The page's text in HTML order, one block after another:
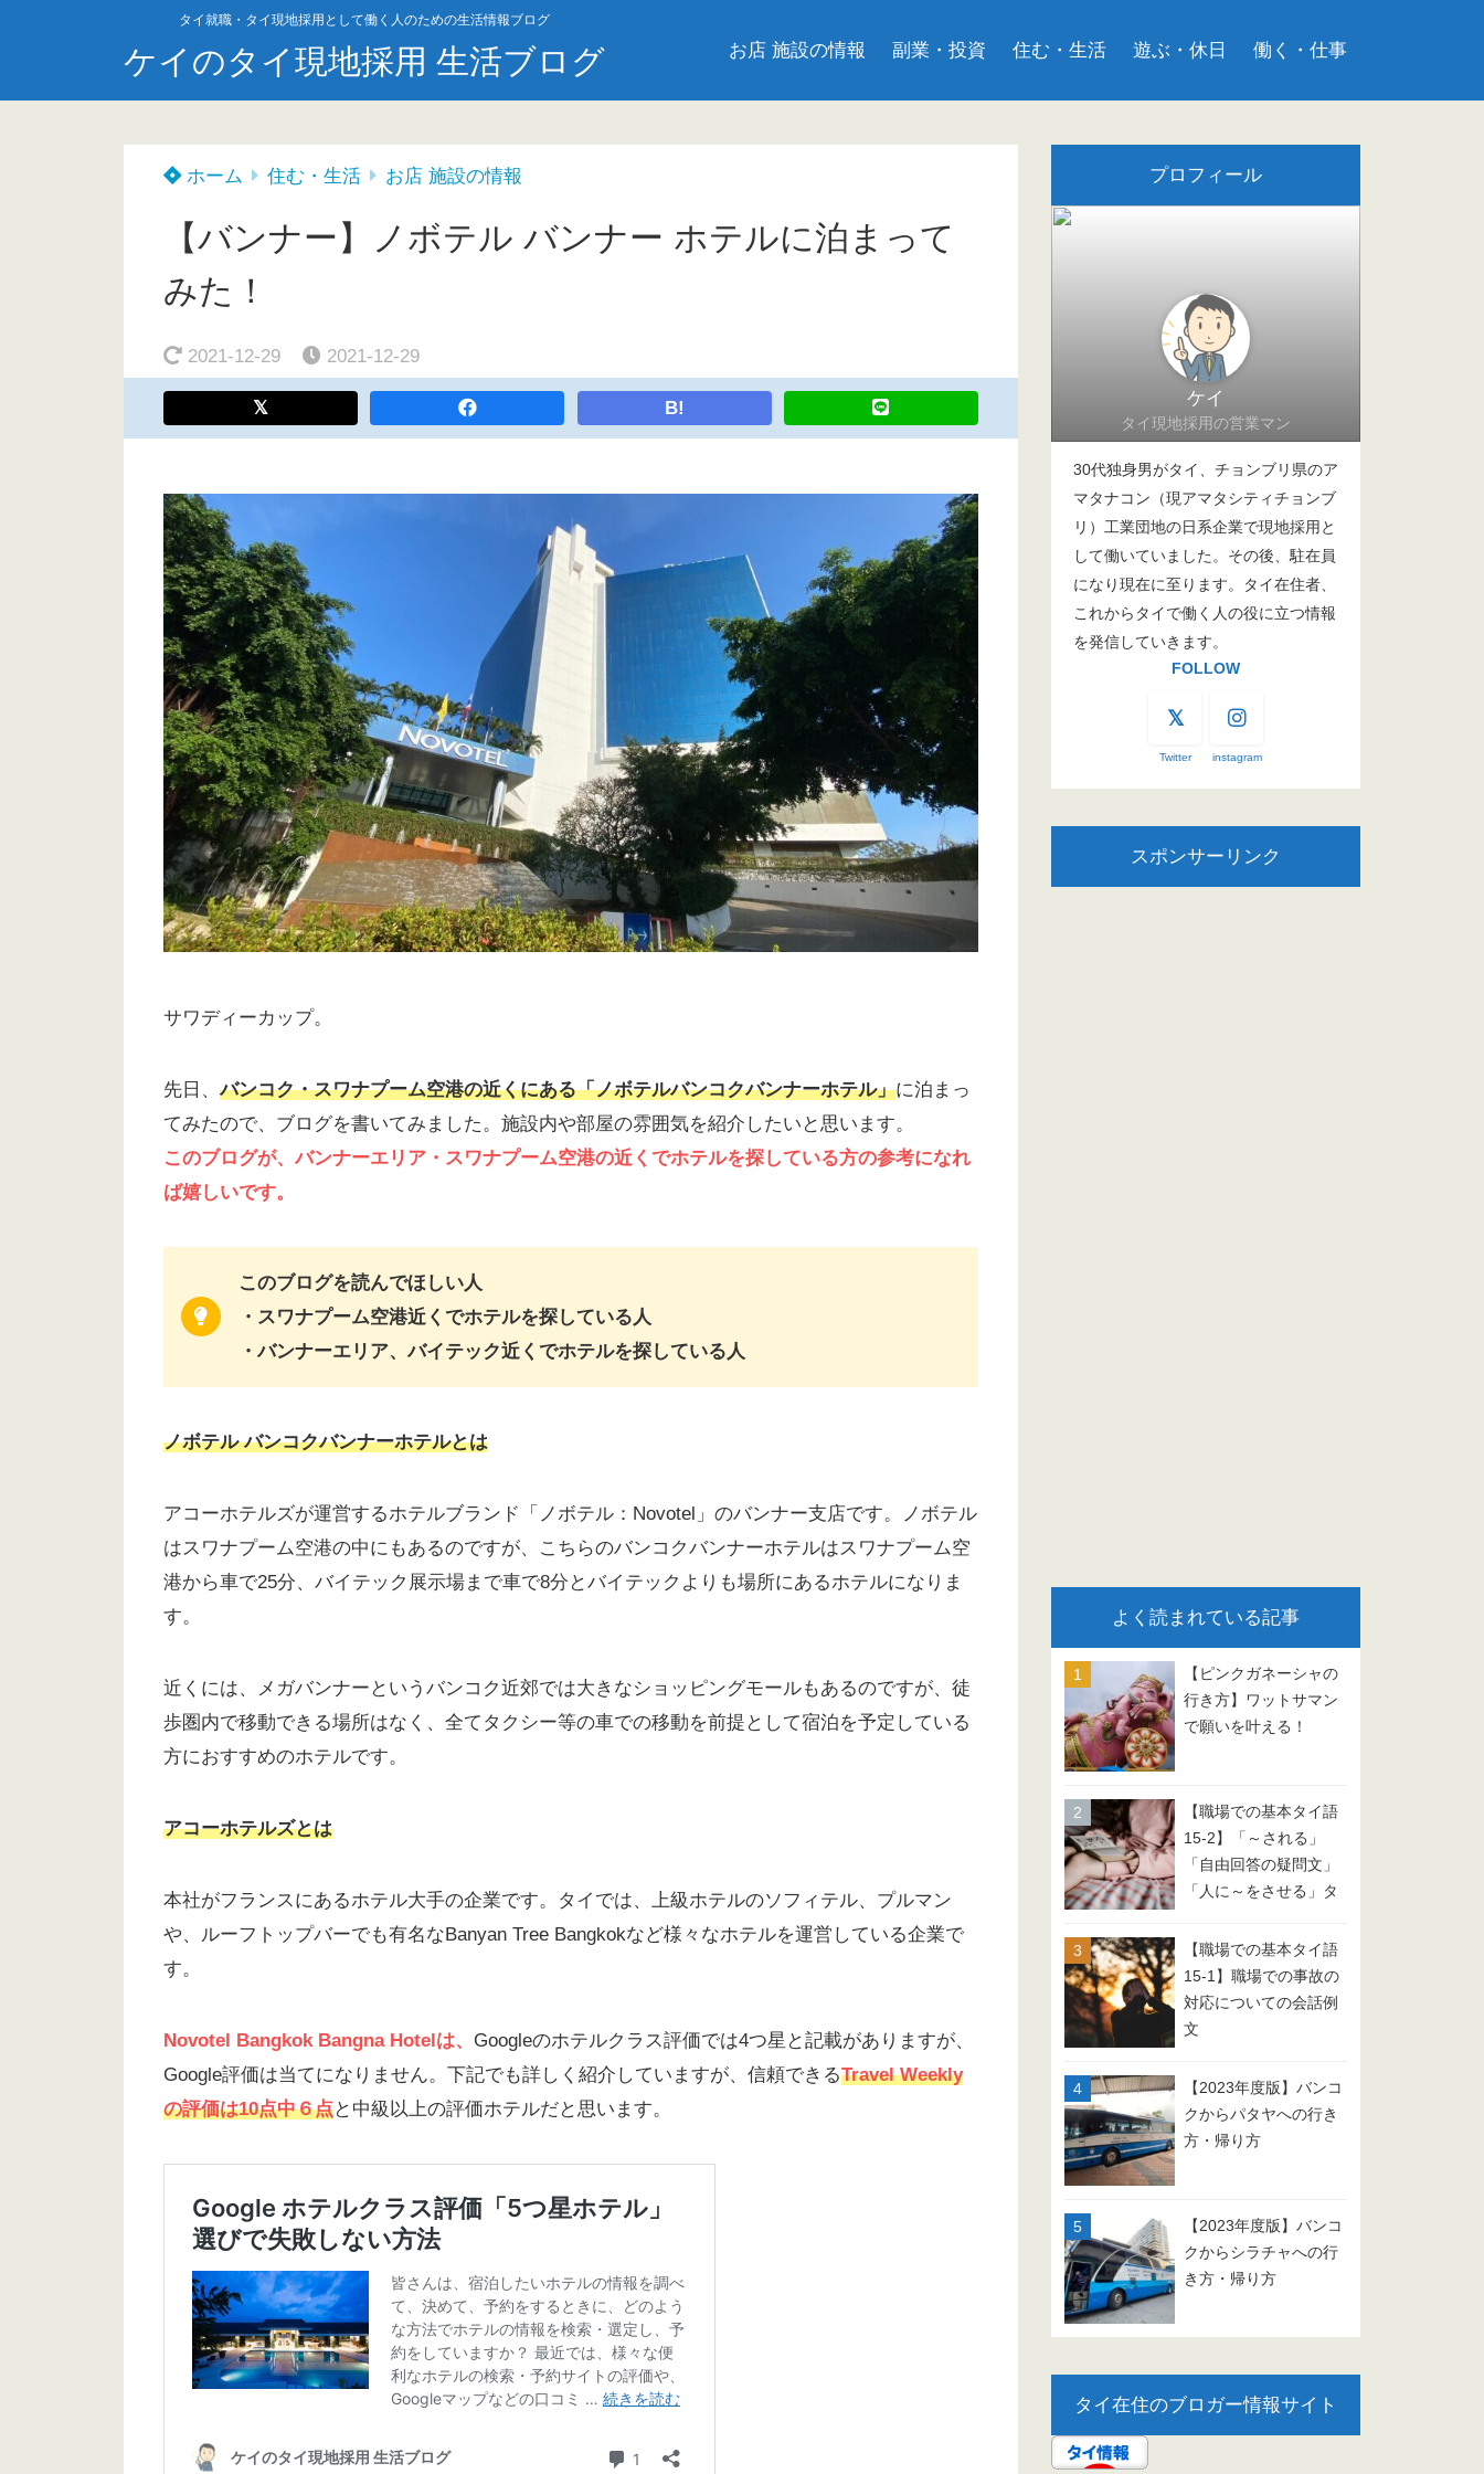
タイ就職・タイ現地採用として働く人のための生活情報ブログ
ケイのタイ現地採用 生活ブログ お店 施設の情報 副業・投資 住む・生活 遊ぶ・休日 働く・仕事
ホーム 住む・生活 お店 施設の情報
【バンナー】ノボテル バンナー ホテルに泊まって
みた！
2021-12-29 2021-12-29
B!
サワディーカップ。
先日、バンコク・スワナプーム空港の近くにある「ノボテルバンコクバンナーホテル」に泊まっ
てみたので、ブログを書いてみました。施設内や部屋の雰囲気を紹介したいと思います。
このブログが、バンナーエリア ・ スワナプーム空港の近くでホテルを探している方の参考になれ
ば嬉しいです。
このブログを読んでほしい人
・スワナプーム空港近くでホテルを探している人
・バンナーエリア、バイテック近くでホテルを探している人
ノボテル バンコクバンナーホテルとは
アコーホテルズが運営するホテルブランド「ノボテル：Novotel」のバンナー支店です。ノボテル
はスワナプーム空港の中にもあるのですが、こちらのバンコクバンナーホテルはスワナプーム空
港から車で25分、バイテック展示場まで車で8分とバイテックよりも場所にあるホテルになりま
す。
近くには、メガバンナーというバンコク近郊では大きなショッピングモールもあるのですが、徒
歩圏内で移動できる場所はなく、全てタクシー等の車での移動を前提として宿泊を予定している
方におすすめのホテルです。
アコーホテルズとは
本社がフランスにあるホテル大手の企業です。タイでは、上級ホテルのソフィテル、プルマン
や、ルーフトップバーでも有名なBanyan Tree Bangkokなど様々なホテルを運営している企業で
す。
Novotel Bangkok Bangna Hotelは、 Googleのホテルクラス評価では4つ星と記載がありますが、
Google評価は当てになりません。下記でも詳しく紹介していますが、信頼できるTravel Weekly
の評価は10点中６点と中級以上の評価ホテルだと思います。
プロフィール
ケイ
タイ現地採用の営業マン
30代独身男がタイ、チョンブリ県のア
マタナコン（現アマタシティチョンブ
リ）工業団地の日系企業で現地採用と
して働いていました。その後、駐在員
になり現在に至ります。タイ在住者、
これからタイで働く人の役に立つ情報
を発信していきます。
FOLLOW
Twitter instagram
スポンサーリンク
よく読まれている記事
【ピンクガネーシャの
行き方】ワットサマン
で願いを叶える！
【職場での基本タイ語
15-2】「～される」
「自由回答の疑問文」
「人に～をさせる」タ
【職場での基本タイ語
15-1】職場での事故の
対応についての会話例
文
【2023年度版】バンコ
クからパタヤへの行き
方・帰り方
【2023年度版】バンコ
クからシラチャへの行
き方・帰り方
タイ在住のブロガー情報サイト